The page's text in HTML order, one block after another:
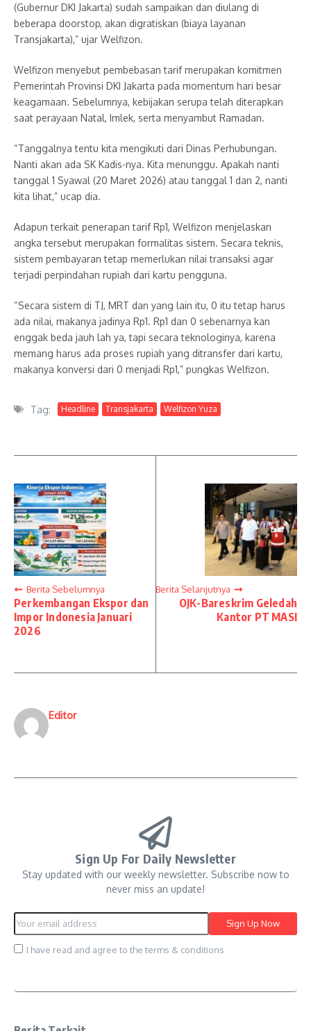
(Gubernur DKI Jakarta) sudah sampaikan dan diulang di
beberapa doorstop, akan digratiskan (biaya layanan
Transjakarta),” ujar Welfizon.
Welfizon menyebut pembebasan tarif merupakan komitmen
Pemerintah Provinsi DKI Jakarta pada momentum hari besar
keagamaan. Sebelumnya, kebijakan serupa telah diterapkan
saat perayaan Natal, Imlek, serta menyambut Ramadan.
“Tanggalnya tentu kita mengikuti dari Dinas Perhubungan.
Nanti akan ada SK Kadis-nya. Kita menunggu. Apakah nanti
tanggal 1 Syawal (20 Maret 2026) atau tanggal 1 dan 2, nanti
kita lihat,” ucap dia.
Adapun terkait penerapan tarif Rp1, Welfizon menjelaskan
angka tersebut merupakan formalitas sistem. Secara teknis,
sistem pembayaran tetap memerlukan nilai transaksi agar
terjadi perpindahan rupiah dari kartu pengguna.
“Secara sistem di TJ, MRT dan yang lain itu, 0 itu tetap harus
ada nilai, makanya jadinya Rp1. Rp1 dan 0 sebenarnya kan
enggak beda jauh lah ya, tapi secara teknologinya, karena
memang harus ada proses rupiah yang ditransfer dari kartu,
makanya konversi dari 0 menjadi Rp1,” pungkas Welfizon.
Tag: Headline Transjakarta Welfizon Yuza
Berita Sebelumnya
Perkembangan Ekspor dan
Impor Indonesia Januari
2026
Berita Selanjutnya
OJK-Bareskrim Geledah
Kantor PT MASI
Editor
Sign Up For Daily Newsletter
Stay updated with our weekly newsletter. Subscribe now to
never miss an update!
I have read and agree to the terms & conditions